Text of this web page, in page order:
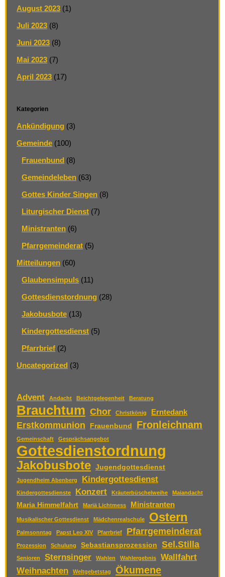
August 2023 (1)
Juli 2023 (8)
Juni 2023 (8)
Mai 2023 (7)
April 2023 (17)
Kategorien
Ankündigung (3)
Gemeinde (100)
Frauenbund (8)
Gemeindeleben (63)
Gottes Kinder Singen (8)
Liturgischer Dienst (7)
Ministranten (6)
Pfarrgemeinderat (5)
Mitteilungen (60)
Glaubensimpuls (11)
Gottesdienstordnung (28)
Jakobusbote (13)
Kindergottesdienst (5)
Pfarrbrief (2)
Uncategorized (3)
Advent Andacht Beichtgelegenheit Beratung
Brauchtum Chor Christkönig Erntedank
Erstkommunion Frauenbund Fronleichnam
Gemeinschaft Gesprächsangebot
Gottesdienstordnung
Jakobusbote Jugendgottesdienst
Jugendheim Abenberg Kindergottesdienst
Kindergottesdienste Konzert Kräuterbüschelweihe Maiandacht
Maria Himmelfahrt Mariä Lichtmess Ministranten
Musikalischer Gottesdienst Mädchenrealschule Ostern
Palmsonntag Papst Leo XIV Pfarrbrief Pfarrgemeinderat
Prozession Schulung Sebastiansprozession Sel.Stilla
Senioren Sternsinger Wahlen Wahlergebnis
Wallfahrt
Weihnachten
Weltgebetstag Ökumene